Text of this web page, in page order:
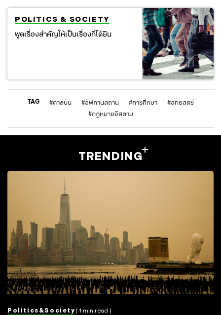
POLITICS & SOCIETY
พูดเรื่องสำคัญให้เป็นเรื่องที่ได้ยิน
TAG #ตาลีบัน #อัฟกานิสถาน #การศึกษา #สิทธิสตรี
#กฎหมายอิสลาม
TRENDING
Politics&society ( 1 min read )